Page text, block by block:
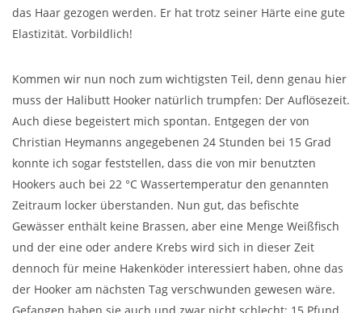
das Haar gezogen werden. Er hat trotz seiner Härte eine gute
Elastizität. Vorbildlich!
Kommen wir nun noch zum wichtigsten Teil, denn genau hier
muss der Halibutt Hooker natürlich trumpfen: Der Auflösezeit.
Auch diese begeistert mich spontan. Entgegen der von
Christian Heymanns angegebenen 24 Stunden bei 15 Grad
konnte ich sogar feststellen, dass die von mir benutzten
Hookers auch bei 22 °C Wassertemperatur den genannten
Zeitraum locker überstanden. Nun gut, das befischte
Gewässer enthält keine Brassen, aber eine Menge Weißfisch
und der eine oder andere Krebs wird sich in dieser Zeit
dennoch für meine Hakenköder interessiert haben, ohne das
der Hooker am nächsten Tag verschwunden gewesen wäre.